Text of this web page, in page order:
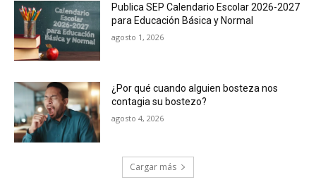
Publica SEP Calendario Escolar 2026-2027
para Educación Básica y Normal
agosto 1, 2026
¿Por qué cuando alguien bosteza nos
contagia su bostezo?
agosto 4, 2026
Cargar más